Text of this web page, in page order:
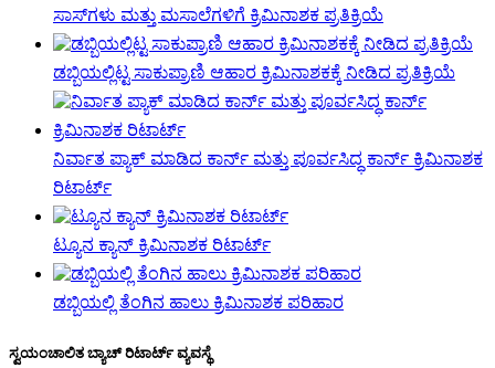
ಸಾಸ್‌ಗಳು ಮತ್ತು ಮಸಾಲೆಗಳಿಗೆ ಕ್ರಿಮಿನಾಶಕ ಪ್ರತಿಕ್ರಿಯೆ
ಡಬ್ಬಿಯಲ್ಲಿಟ್ಟ ಸಾಕುಪ್ರಾಣಿ ಆಹಾರ ಕ್ರಿಮಿನಾಶಕಕ್ಕೆ ನೀಡಿದ ಪ್ರತಿಕ್ರಿಯೆ
ನಿರ್ವಾತ ಪ್ಯಾಕ್ ಮಾಡಿದ ಕಾರ್ನ್ ಮತ್ತು ಪೂರ್ವಸಿದ್ಧ ಕಾರ್ನ್ ಕ್ರಿಮಿನಾಶಕ
ರಿಟಾರ್ಟ್
ಟ್ಯೂನ ಕ್ಯಾನ್ ಕ್ರಿಮಿನಾಶಕ ರಿಟಾರ್ಟ್
ಡಬ್ಬಿಯಲ್ಲಿ ತೆಂಗಿನ ಹಾಲು ಕ್ರಿಮಿನಾಶಕ ಪರಿಹಾರ
ಸ್ವಯಂಚಾಲಿತ ಬ್ಯಾಚ್ ರಿಟಾರ್ಟ್ ವ್ಯವಸ್ಥೆ